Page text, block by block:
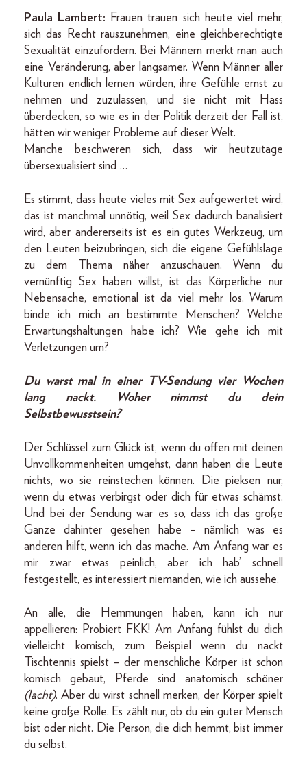
Paula Lambert:
Frauen trauen sich heute viel mehr,
sich das Recht rauszunehmen, eine gleichberechtigte
Sexualität einzufordern. Bei Männern merkt man auch
eine Veränderung, aber langsamer. Wenn Männer aller
Kulturen endlich lernen würden, ihre Gefühle ernst zu
nehmen und zuzulassen, und sie nicht mit Hass
überdecken, so wie es in der Politik derzeit der Fall ist,
hätten wir weniger Probleme auf dieser Welt.
Manche beschweren sich, dass wir heutzu­tage
übersexualisiert sind …
Es stimmt, dass heute vieles mit Sex aufgewertet wird,
das ist manchmal unnötig, weil Sex dadurch banalisiert
wird, aber andererseits ist es ein gutes Werkzeug, um
den Leuten beizubringen, sich die eigene Gefühlslage
zu dem Thema näher anzuschauen. Wenn du
vernünftig Sex haben willst, ist das Körperliche nur
Nebensache, emotional ist da viel mehr los. Warum
binde ich mich an bestimmte Menschen? Welche
Erwartungshaltungen habe ich? Wie gehe ich mit
Verletzungen um?
Du warst mal in einer TV-Sendung vier Wochen
lang nackt. Woher nimmst du dein
Selbstbewusstsein?
Der Schlüssel zum Glück ist, wenn du offen mit deinen
Unvollkommenheiten umgehst, dann haben die Leute
nichts, wo sie reinstechen können. Die pieksen nur,
wenn du etwas verbirgst oder dich für etwas schämst.
Und bei der Sendung war es so, dass ich das große
Ganze dahinter gesehen habe – nämlich was es
anderen hilft, wenn ich das mache. Am Anfang war es
mir zwar etwas peinlich, aber ich hab’ schnell
festgestellt, es interessiert niemanden, wie ich aussehe.
An alle, die Hemmungen haben, kann ich nur
appellieren: Probiert FKK! Am Anfang fühlst du dich
vielleicht komisch, zum Beispiel wenn du nackt
Tischtennis spielst – der menschliche Körper ist schon
komisch gebaut, Pferde sind anatomisch schöner
(lacht). Aber du wirst schnell merken, der Körper spielt
keine große Rolle. Es zählt nur, ob du ein guter Mensch
bist oder nicht. Die Person, die dich hemmt, bist immer
du selbst.